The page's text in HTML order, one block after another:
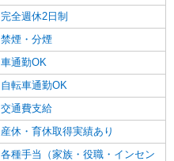
完全週休2日制
禁煙・分煙
車通勤OK
自転車通勤OK
交通費支給
産休・育休取得実績あり
各種手当（家族・役職・インセン